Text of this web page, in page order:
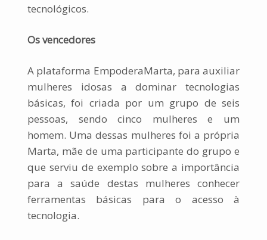
tecnológicos.
Os vencedores
A plataforma EmpoderaMarta, para auxiliar
mulheres idosas a dominar tecnologias
básicas, foi criada por um grupo de seis
pessoas, sendo cinco mulheres e um
homem. Uma dessas mulheres foi a própria
Marta, mãe de uma participante do grupo e
que serviu de exemplo sobre a importância
para a saúde destas mulheres conhecer
ferramentas básicas para o acesso à
tecnologia.